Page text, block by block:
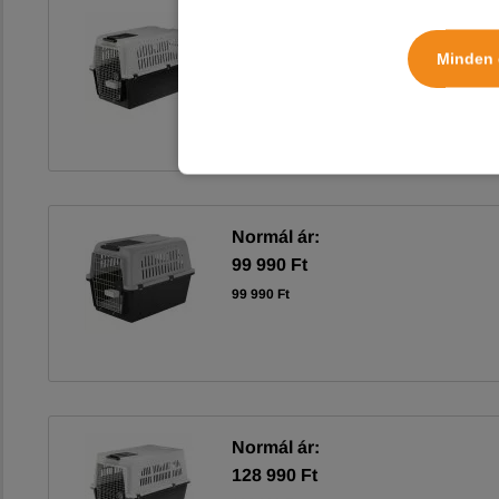
Minden
Normál ár:
99 990 Ft
99 990 Ft
Normál ár:
128 990 Ft